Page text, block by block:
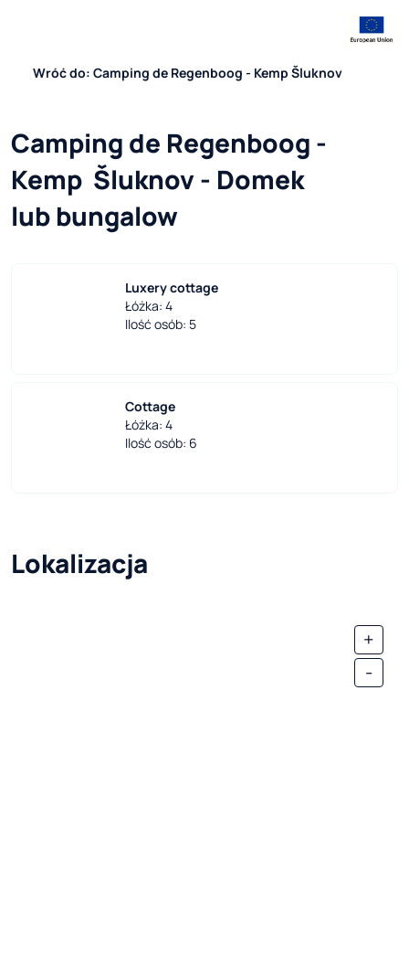
Wróć do: Camping de Regenboog - Kemp Šluknov
Camping de Regenboog -
Kemp  Šluknov - Domek
lub bungalow
Luxery cottage
Łóżka: 4
Ilość osób: 5
Cottage
Łóżka: 4
Ilość osób: 6
Lokalizacja
+
-